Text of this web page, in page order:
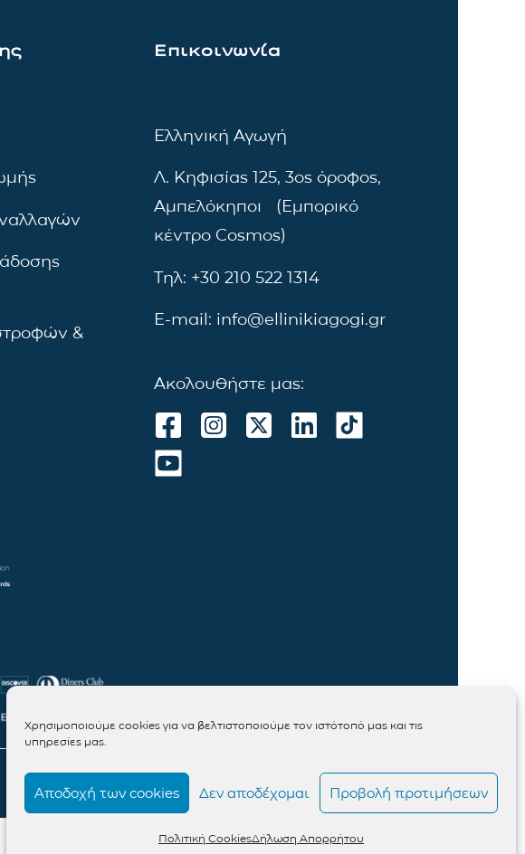
Χρησιμοποιούμε cookies για να βελτιστοποιούμε τον ιστότοπό μας και τις
υπηρεσίες μας.
Αποδοχή των cookies Δεν αποδέχομαι Προβολή προτιμήσεων
Πολιτική CookiesΔήλωση Απορρήτου
&
Επικοινωνία
Ελληνική Αγωγή
Λ. Κηφισίας 125, 3ος όροφος,
Αμπελόκηποι (Εμπορικό
κέντρο Cosmos)
Τηλ: +30 210 522 1314
E-mail: info@ellinikiagogi.gr
Ακολουθήστε μας: